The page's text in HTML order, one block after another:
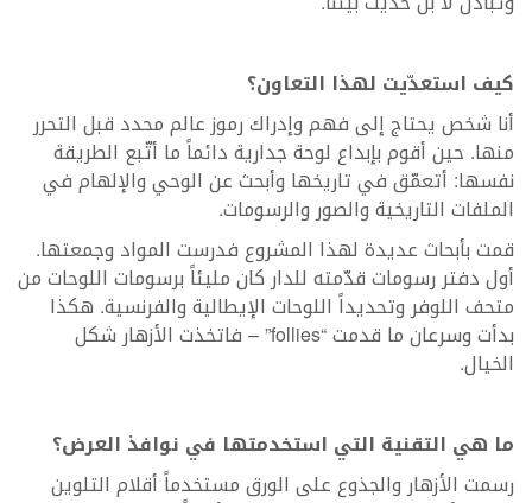
كيف استعدّيت لهذا التعاون؟
أنا شخص يحتاج إلى فهم وإدراك رموز عالم محدد قبل التحرر
منها. حين أقوم بإبداع لوحة جدارية دائماً ما أتّبع الطريقة
نفسها: أتعمّق في تاريخها وأبحث عن الوحي والإلهام في
الملفات التاريخية والصور والرسومات.
قمت بأبحاث عديدة لهذا المشروع فدرست المواد وجمعتها.
أول دفتر رسومات قدّمته للدار كان مليئاً برسومات اللوحات من
متحف اللوفر وتحديداً اللوحات الإيطالية والفرنسية. هكذا
بدأت وسرعان ما قدمت “follies” – فاتخذت الأزهار شكل
الخيال.
ما هي التقنية التي استخدمتها في نوافذ العرض؟
رسمت الأزهار والجذوع على الورق مستخدماً أقلام التلوين